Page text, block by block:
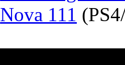
Nova 111